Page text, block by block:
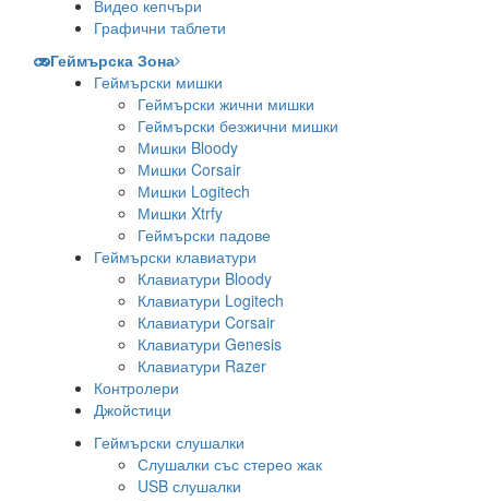
Видео кепчъри
Графични таблети
Геймърска Зона
Геймърски мишки
Геймърски жични мишки
Геймърски безжични мишки
Мишки Bloody
Мишки Corsair
Мишки Logitech
Мишки Xtrfy
Геймърски падове
Геймърски клавиатури
Клавиатури Bloody
Клавиатури Logitech
Клавиатури Corsair
Клавиатури Genesis
Клавиатури Razer
Контролери
Джойстици
Геймърски слушалки
Слушалки със стерео жак
USB слушалки